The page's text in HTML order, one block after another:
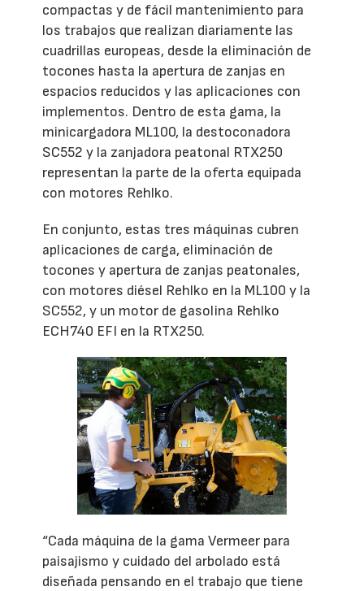
compactas y de fácil mantenimiento para
los trabajos que realizan diariamente las
cuadrillas europeas, desde la eliminación de
tocones hasta la apertura de zanjas en
espacios reducidos y las aplicaciones con
implementos. Dentro de esta gama, la
minicargadora ML100, la destoconadora
SC552 y la zanjadora peatonal RTX250
representan la parte de la oferta equipada
con motores Rehlko.
En conjunto, estas tres máquinas cubren
aplicaciones de carga, eliminación de
tocones y apertura de zanjas peatonales,
con motores diésel Rehlko en la ML100 y la
SC552, y un motor de gasolina Rehlko
ECH740 EFI en la RTX250.
“Cada máquina de la gama Vermeer para
paisajismo y cuidado del arbolado está
diseñada pensando en el trabajo que tiene